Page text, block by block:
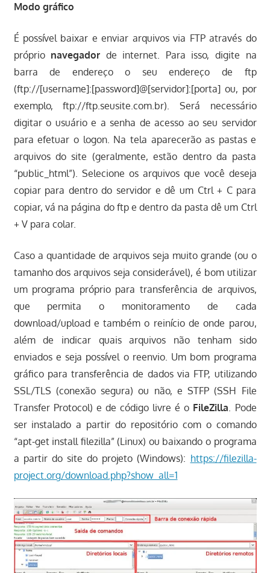
Modo gráfico
É possível baixar e enviar arquivos via FTP através do
próprio navegador de internet. Para isso, digite na
barra de endereço o seu endereço de ftp
(ftp://[username]:[password]@[servidor]:[porta] ou, por
exemplo, ftp://ftp.seusite.com.br). Será necessário
digitar o usuário e a senha de acesso ao seu servidor
para efetuar o logon. Na tela aparecerão as pastas e
arquivos do site (geralmente, estão dentro da pasta
“public_html”). Selecione os arquivos que você deseja
copiar para dentro do servidor e dê um Ctrl + C para
copiar, vá na página do ftp e dentro da pasta dê um Ctrl
+ V para colar.
Caso a quantidade de arquivos seja muito grande (ou o
tamanho dos arquivos seja considerável), é bom utilizar
um programa próprio para transferência de arquivos,
que permita o monitoramento de cada
download/upload e também o reinício de onde parou,
além de indicar quais arquivos não tenham sido
enviados e seja possível o reenvio. Um bom programa
gráfico para transferência de dados via FTP, utilizando
SSL/TLS (conexão segura) ou não, e STFP (SSH File
Transfer Protocol) e de código livre é o FileZilla. Pode
ser instalado a partir do repositório com o comando
“apt-get install filezilla” (Linux) ou baixando o programa
a partir do site do projeto (Windows): https://filezilla-
project.org/download.php?show_all=1